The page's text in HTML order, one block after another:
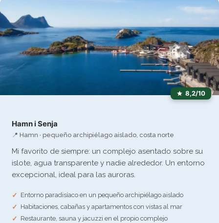
8,2/10
Hamn i Senja
📍 Hamn · pequeño archipiélago aislado, costa norte
Mi favorito de siempre: un complejo asentado sobre su
islote, agua transparente y nadie alrededor. Un entorno
excepcional, ideal para las auroras.
Entorno paradisíaco en un pequeño archipiélago aislado
Habitaciones, cabañas y apartamentos con vistas al mar
Restaurante, sauna y jacuzzi en el propio complejo